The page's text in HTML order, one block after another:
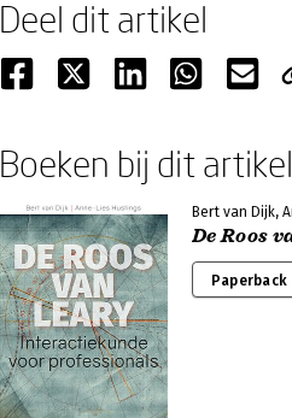
Deel dit artikel
Boeken bij dit artikel
Bert van Dijk,
De Roos